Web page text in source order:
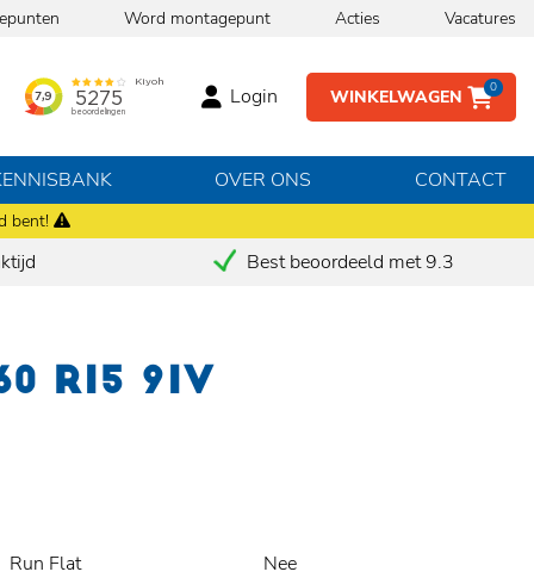
bent!
Word montagepunt Acties Vacatures
WINKELWAGEN 0
Login
OVER ONS CONTACT
Best beoordeeld met 9.3
R15 91V
Run Flat
Nee